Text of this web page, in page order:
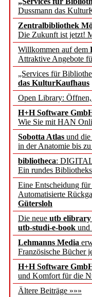
Dussmann das
Zentralbibliothek
Die Zukunft ist jetzt!
Willkommen auf dem
Attraktive Angebote
„Services für
das KulturKaufhaus
Open Library:
H+H Software
Wie Sie mit HAN
Sobotta Atlas und
in der Anatomie bis
bibliotheca:
Ein rundes
Eine Entscheidung
Automatisierte
Gütersloh
Die neue utb elibrary
utb-studi-e-book und
Lehmanns Media
Französische Bücher
H+H Software
und Komfort für die
Ältere Beiträge »»»
besser
des
jedem
DFG
Fifth